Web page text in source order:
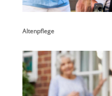
Altenpflege